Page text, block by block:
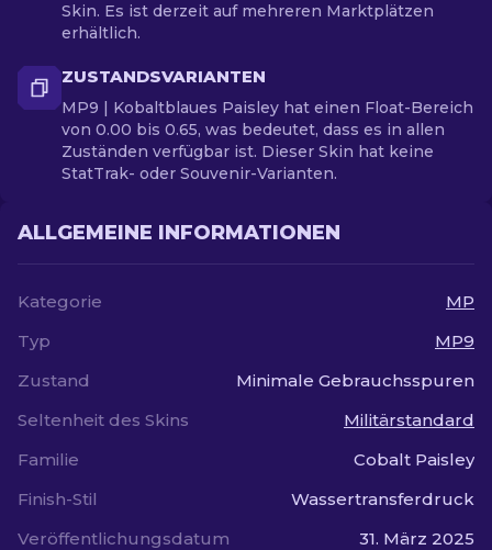
Skin. Es ist derzeit auf mehreren Marktplätzen
erhältlich.
ZUSTANDSVARIANTEN
MP9 | Kobaltblaues Paisley hat einen Float-Bereich
von 0.00 bis 0.65, was bedeutet, dass es in allen
Zuständen verfügbar ist. Dieser Skin hat keine
StatTrak- oder Souvenir-Varianten.
ALLGEMEINE INFORMATIONEN
Kategorie
MP
Typ
MP9
Zustand
Minimale Gebrauchsspuren
Seltenheit des Skins
Militärstandard
Familie
Cobalt Paisley
Finish-Stil
Wassertransferdruck
Veröffentlichungsdatum
31. März 2025